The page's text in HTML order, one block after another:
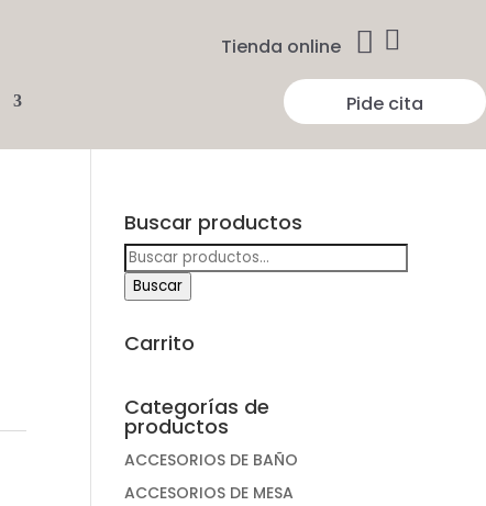
Tienda online  
Pide cita
Buscar productos
Buscar
por:
Buscar
Carrito
Categorías de
productos
ACCESORIOS DE BAÑO
ACCESORIOS DE MESA